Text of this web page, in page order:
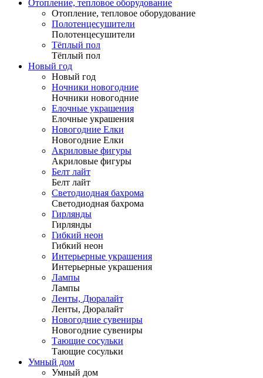
Отопление, тепловое оборудование
Отопление, тепловое оборудование
Полотенцесушители
Полотенцесушители
Тёплый пол
Тёплый пол
Новый год
Новый год
Ночники новогодние
Ночники новогодние
Елочные украшения
Елочные украшения
Новогодние Елки
Новогодние Елки
Акриловые фигуры
Акриловые фигуры
Белт лайт
Белт лайт
Светодиодная бахрома
Светодиодная бахрома
Гирлянды
Гирлянды
Гибкий неон
Гибкий неон
Интерьерные украшения
Интерьерные украшения
Лампы
Лампы
Ленты, Дюралайт
Ленты, Дюралайт
Новогодние сувениры
Новогодние сувениры
Тающие сосульки
Тающие сосульки
Умный дом
Умный дом